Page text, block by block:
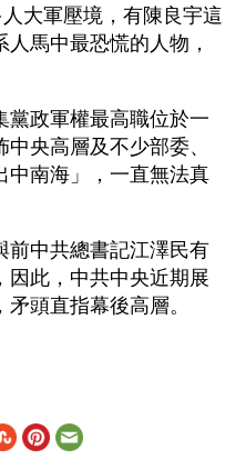
大軍壓境，有陳良宇這
馬中最恐慌的人物，
黨政軍權最高職位於一
央高層及不少部委、
中南海」，一直無法真
前中共總書記江澤民有
因此，中共中央近期展
頭直指幕後高層。